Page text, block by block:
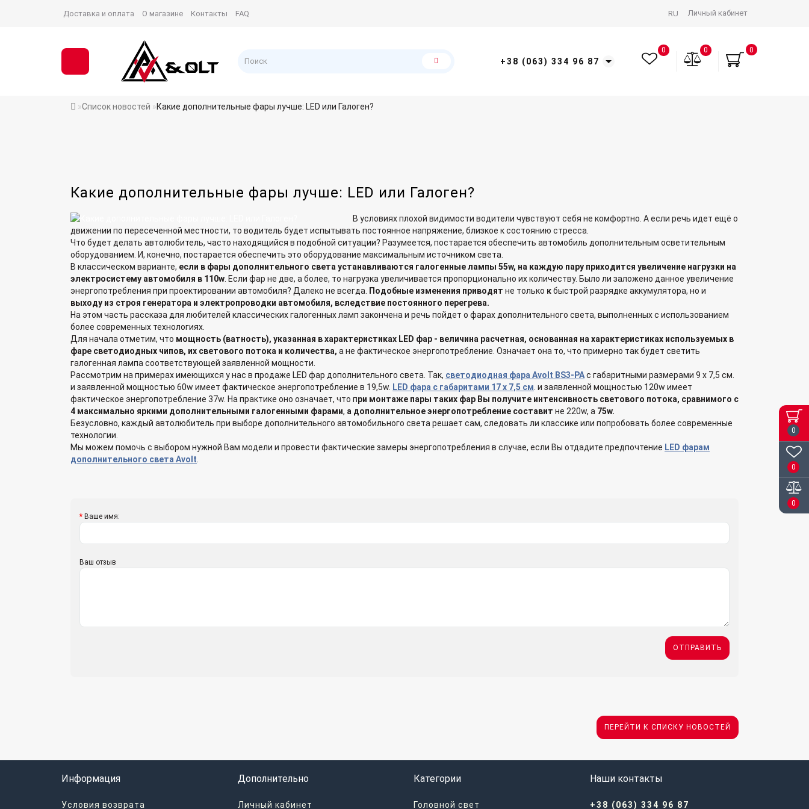
0
0
0
Личный кабинет
RU
Доставка и оплата О магазине Контакты FAQ
+38 (063) 334 96 87
0
0
0
Список новостей Какие дополнительные фары лучше: LED или Галоген?
Какие дополнительные фары лучше: LED или Галоген?
В условиях плохой видимости водители чувствуют себя не комфортно. А если речь идет ещё о
движении по пересеченной местности, то водитель будет испытывать постоянное напряжение, близкое к состоянию стресса.
Что будет делать автолюбитель, часто находящийся в подобной ситуации? Разумеется, постарается обеспечить автомобиль дополнительным осветительным
оборудованием. И, конечно, постарается обеспечить это оборудование максимальным источником света.
В классическом варианте, если в фары дополнительного света устанавливаются галогенные лампы 55w, на каждую пару приходится увеличение нагрузки на
электросистему автомобиля в 110w . Если фар не две, а более, то нагрузка увеличивается пропорционально их количеству. Было ли заложено данное увеличение
энергопотребления при проектировании автомобиля? Далеко не всегда. Подобные изменения приводят не только кбыстрой разрядке аккумулятора, но и
выходу из строя генератора и электропроводки автомобиля, вследствие постоянного перегрева.
На этом часть рассказа для любителей классических галогенных ламп закончена и речь пойдет о фарах дополнительного света, выполненных с использованием
более современных технологиях.
Для начала отметим, что мощность (ватность), указанная в характеристиках LED фар - величина расчетная, основанная на характеристиках используемых в
фаре светодиодных чипов, их светового потока и количества, а не фактическое энергопотребление. Означает она то, что примерно так будет светить
галогенная лампа соответствующей заявленной мощности.
Рассмотрим на примерах имеющихся у нас в продаже LED фар дополнительного света. Так, светодиодная фара Avolt BS3-PAс габаритными размерами 9 x 7,5 см.
и заявленной мощностью 60w имеет фактическое энергопотребление в 19,5w. LED фара с габаритами 17 x 7,5 см . и заявленной мощностью 120w имеет
фактическое энергопотребление 37w. На практике оно означает, что при монтаже пары таких фар Вы получите интенсивность светового потока, сравнимого с
4 максимально яркими дополнительными галогенными фарами, а дополнительное энергопотребление составит не 220w, а 75w.
Безусловно, каждый автолюбитель при выборе дополнительного автомобильного света решает сам, следовать ли классике или попробовать более современные
технологии.
Мы можем помочь с выбором нужной Вам модели и провести фактические замеры энергопотребления в случае, если Вы отдадите предпочтение LED фарам
дополнительного света Avolt
Ваше имя:
Ваш отзыв
ОТПРАВИТЬ
ПЕРЕЙТИ К СПИСКУ НОВОСТЕЙ
Информация
Условия возврата
Дополнительно
Личный кабинет
Категории
Головной свет
Наши контакты
+38 (063) 334 96 87